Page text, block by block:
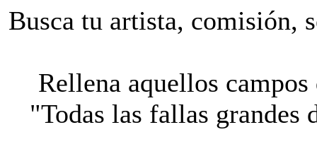
Busca tu artista, comisión,
Rellena aquellos
"Todas las fallas grandes